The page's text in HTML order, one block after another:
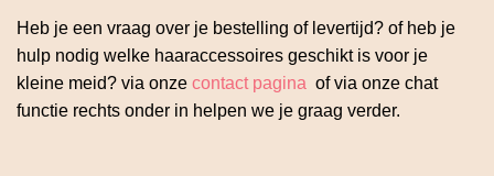
Heb je een vraag over je bestelling of levertijd? of heb je
hulp nodig welke haaraccessoires geschikt is voor je
kleine meid? via onze contact pagina of via onze chat
functie rechts onder in helpen we je graag verder.